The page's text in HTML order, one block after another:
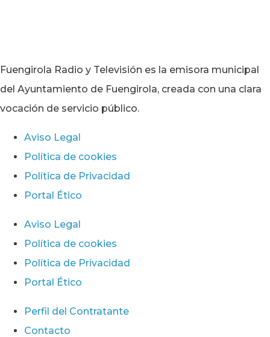
Fuengirola Radio y Televisión es la emisora municipal
del Ayuntamiento de Fuengirola, creada con una clara
vocación de servicio público.
Aviso Legal
Política de cookies
Política de Privacidad
Portal Ético
Aviso Legal
Política de cookies
Política de Privacidad
Portal Ético
Perfil del Contratante
Contacto